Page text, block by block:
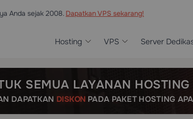
Anda sejak 2008. Dapatkan VPS sekarang!
Hosting VPS Server
SEMUA LAYANAN HOSTING
DAPATKAN DISKON PADA PAKET HOSTING